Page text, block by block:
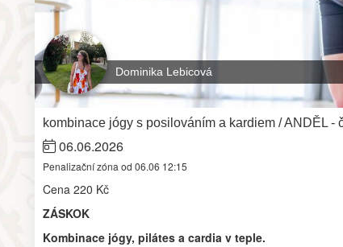
Dominika Lebicová
kombinace jógy s posilováním a kardiem / ANDĚL -
06.06.2026
Penalizační zóna od 06.06 12:15
Cena 220 Kč
ZÁSKOK
Kombinace jógy, pilátes a cardia v teple.